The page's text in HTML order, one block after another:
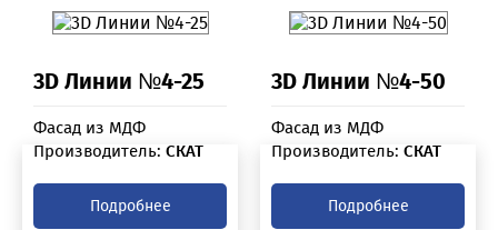
3D Линии №4-25
Фасад из МДФ
Производитель: СКАТ
Подробнее
3D Линии №4-50
Фасад из МДФ
Производитель: СКАТ
Подробнее